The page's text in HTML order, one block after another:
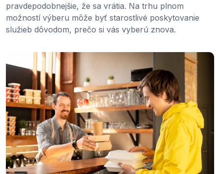
pravdepodobnejšie, že sa vrátia. Na trhu plnom
možností výberu môže byť starostlivé poskytovanie
služieb dôvodom, prečo si vás vyberú znova.